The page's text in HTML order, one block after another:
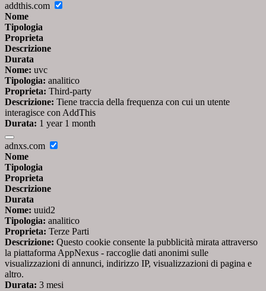
addthis.com
Nome
Tipologia
Proprieta
Descrizione
Durata
Nome: uvc
Tipologia: analitico
Proprieta: Third-party
Descrizione: Tiene traccia della frequenza con cui un utente
interagisce con AddThis
Durata: 1 year 1 month
adnxs.com
Nome
Tipologia
Proprieta
Descrizione
Durata
Nome: uuid2
Tipologia: analitico
Proprieta: Terze Parti
Descrizione: Questo cookie consente la pubblicità mirata attraverso
la piattaforma AppNexus - raccoglie dati anonimi sulle
visualizzazioni di annunci, indirizzo IP, visualizzazioni di pagina e
altro.
Durata: 3 mesi